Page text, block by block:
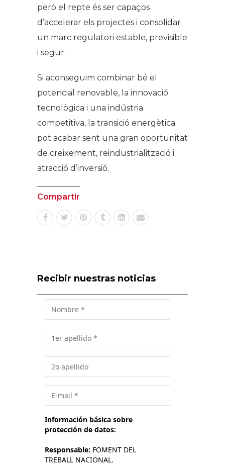
però el repte és ser capaços
d’accelerar els projectes i consolidar
un marc regulatori estable, previsible
i segur.
Si aconseguim combinar bé el
potencial renovable, la innovació
tecnològica i una indústria
competitiva, la transició energètica
pot acabar sent una gran oportunitat
de creixement, reindustrialització i
atracció d’inversió.
Compartir
Recibir nuestras noticias
Información básica sobre
protección de datos:
Responsable: FOMENT DEL
TREBALL NACIONAL.